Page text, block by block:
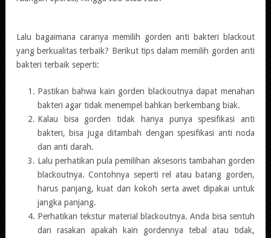
Lalu bagaimana caranya memilih gorden anti bakteri blackout
yang berkualitas terbaik? Berikut tips dalam memilih gorden anti
bakteri terbaik seperti:
Pastikan bahwa kain gorden blackoutnya dapat menahan
bakteri agar tidak menempel bahkan berkembang biak.
Kalau bisa gorden tidak hanya punya spesifikasi anti
bakteri, bisa juga ditambah dengan spesifikasi anti noda
dan anti darah.
Lalu perhatikan pula pemilihan aksesoris tambahan gorden
blackoutnya. Contohnya seperti rel atau batang gorden,
harus panjang, kuat dan kokoh serta awet dipakai untuk
jangka panjang.
Perhatikan tekstur material blackoutnya. Anda bisa sentuh
dan rasakan apakah kain gordennya tebal atau tidak,